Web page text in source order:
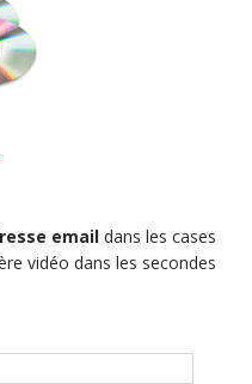
email dans les cases
vidéo dans les secondes